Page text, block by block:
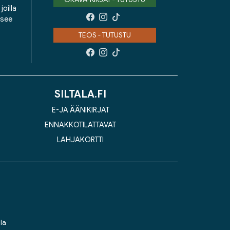
TEOS - TUTUSTU
SILTALA.FI
E-JA ÄÄNIKIRJAT
ENNAKKOTILATTAVAT
LAHJAKORTTI